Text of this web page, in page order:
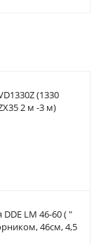
(1330
2 м -3 м)
LM 46-60 ( "
46см, 4,5